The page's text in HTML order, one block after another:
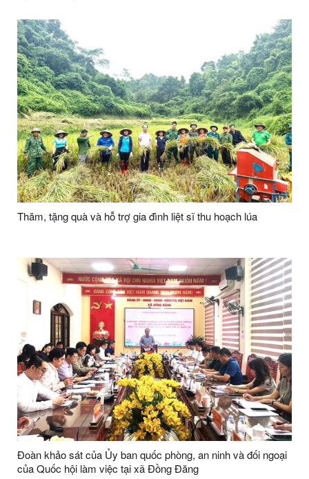
Thăm, tặng quà và hỗ trợ gia đình liệt sĩ thu hoạch lúa
Đoàn khảo sát của Ủy ban quốc phòng, an ninh và đối ngoại
của Quốc hội làm việc tại xã Đồng Đăng